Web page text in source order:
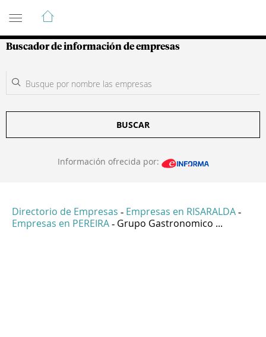
Guía de Empresas Colombianas
Buscador de información de empresas
BUSCAR
Información ofrecida por:
Directorio de Empresas - Empresas en RISARALDA -
Empresas en PEREIRA - Grupo Gastronomico ...